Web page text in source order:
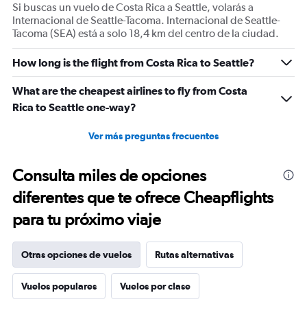
Si buscas un vuelo de Costa Rica a Seattle, volarás a
Internacional de Seattle-Tacoma. Internacional de Seattle-
Tacoma (SEA) está a solo 18,4 km del centro de la ciudad.
How long is the flight from Costa Rica to Seattle?
What are the cheapest airlines to fly from Costa
Rica to Seattle one-way?
Ver más preguntas frecuentes
Consulta miles de opciones
diferentes que te ofrece Cheapflights
para tu próximo viaje
Otras opciones de vuelos Rutas alternativas
Vuelos populares Vuelos por clase